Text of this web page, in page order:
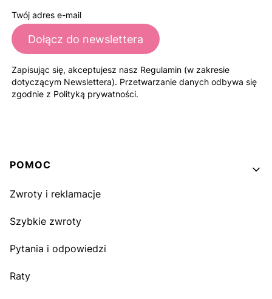
Twój adres e-mail
Dołącz do newslettera
Zapisując się, akceptujesz nasz Regulamin (w zakresie
dotyczącym Newslettera). Przetwarzanie danych odbywa się
zgodnie z Polityką prywatności.
Linki w stopce
POMOC
Zwroty i reklamacje
Szybkie zwroty
Pytania i odpowiedzi
Raty